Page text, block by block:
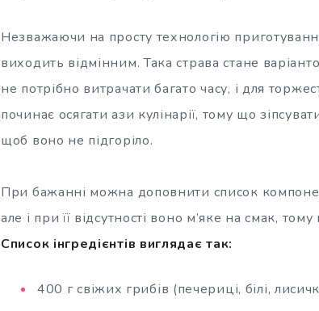
Незважаючи на просту технологію
виходить відмінним. Така страва стане
не потрібно витрачати багато часу, і для
починає осягати ази кулінарії, тому що
щоб воно не підгоріло.
При бажанні можна доповнити список
але і при її відсутності воно м’яке на смак,
Список інгредієнтів виглядає так:
400 г свіжих грибів (печериці, білі,